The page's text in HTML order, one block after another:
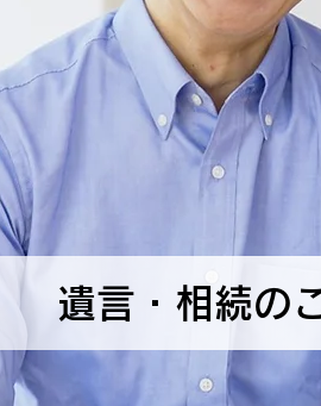
遺言・相続の